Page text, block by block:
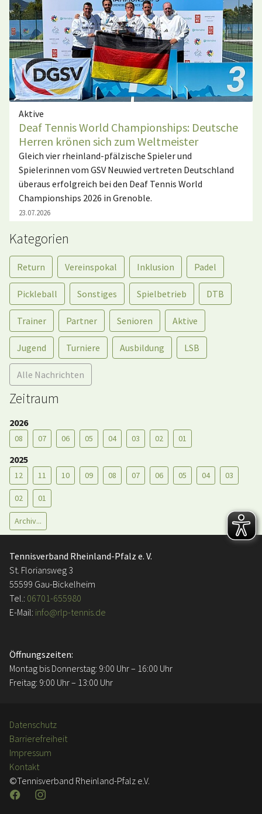
Aktive
Deaf Tennis World Championships: Deutsche
Herren krönen sich zum Weltmeister
Gleich vier rheinland-pfälzische Spieler und
Spielerinnen vom GSV Neuwied vertreten Deutschland
überaus erfolgreich bei den Deaf Tennis World
Championships 2026 in Grenoble.
23.07.2026
Kategorien
Return Vereinspokal Inklusion Padel
Pickleball Sonstiges Spielbetrieb DTB
Trainer Partner Senioren Aktive
Jugend Turniere Ausbildung LSB
Alle Nachrichten
Zeitraum
2026
08 07 06 05 04 03 02 01
2025
12 11 10 09 08 07 06 05 04 03
02 01
Archiv...
Tennisverband Rheinland-Pfalz e. V.
St. Floriansweg 3
55599 Gau-Bickelheim
Tel.: 06701-655980
E-Mail: info@rlp-tennis.de
Öffnungszeiten:
Montag bis Donnerstag: 9:00 Uhr – 16:00 Uhr
Freitag: 9:00 Uhr – 13:00 Uhr
Datenschutz
Barrierefreiheit
Impressum
Kontakt
©Tennisverband Rheinland-Pfalz e.V.